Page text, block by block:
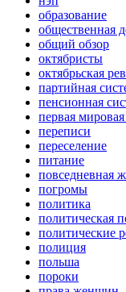
образование
общественная
общий обзор
октябристы
октябрьская
партийная
пенсионная
первая
переписи
переселение
питание
повседневная
погромы
политика
политическая
политические
полиция
польша
пороки